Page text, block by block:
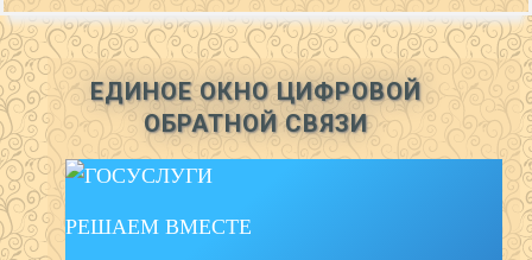
ЕДИНОЕ ОКНО ЦИФРОВОЙ
ОБРАТНОЙ СВЯЗИ
РЕШАЕМ ВМЕСТЕ